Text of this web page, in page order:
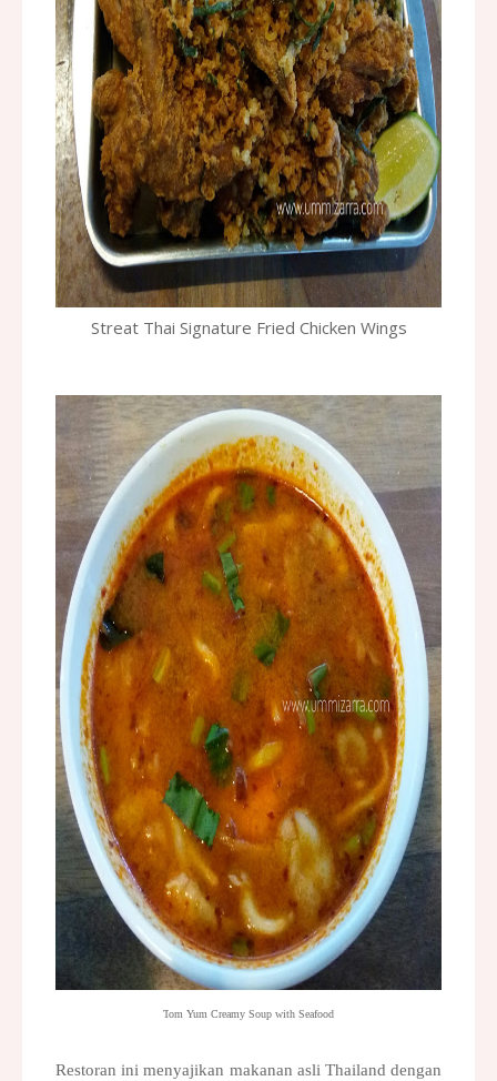
Streat Thai Signature Fried Chicken Wings
Tom Yum Creamy Soup with Seafood
Restoran ini menyajikan makanan asli Thailand dengan